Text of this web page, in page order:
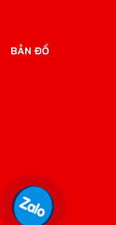
BẢN ĐỒ